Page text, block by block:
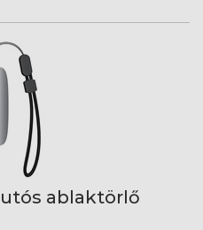
ablaktörlő